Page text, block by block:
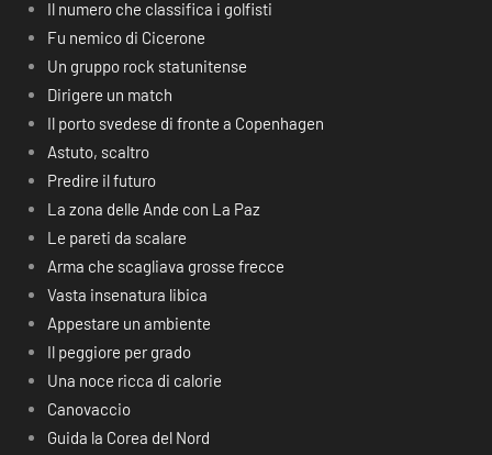
Il numero che classifica i golfisti
Fu nemico di Cicerone
Un gruppo rock statunitense
Dirigere un match
Il porto svedese di fronte a Copenhagen
Astuto, scaltro
Predire il futuro
La zona delle Ande con La Paz
Le pareti da scalare
Arma che scagliava grosse frecce
Vasta insenatura libica
Appestare un ambiente
Il peggiore per grado
Una noce ricca di calorie
Canovaccio
Guida la Corea del Nord